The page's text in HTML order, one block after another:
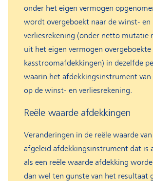
onder het eigen vermogen
wordt overgeboekt naar de winst- en
verliesrekening (onder netto mutatie
uit het eigen vermogen overgeboekte
kasstroomafdekkingen) in dezelfde
waarin het afdekkingsinstrument van
op de winst- en verliesrekening.
Reële waarde afdekkingen
Veranderingen in de reële waarde van
afgeleid afdekkingsinstrument dat is
als een reële waarde afdekking
dan wel ten gunste van het resultaat